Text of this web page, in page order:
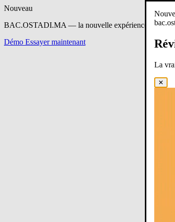
Nouveau
BAC.OSTADI.MA — la nouvelle expérience
Démo Essayer maintenant
La
✕